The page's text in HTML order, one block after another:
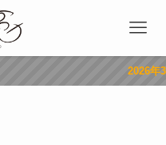
2026年3月11